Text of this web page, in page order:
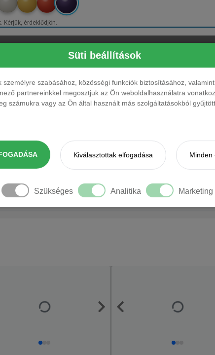
Süti beállítások
szabásához, közösségi funkciók biztosításához,
partnereinkkel megosztjuk az Ön weboldalhasználatra
számukra vagy az Ön által használt más szolgáltatásokból
Kiválasztottak elfogadása Minden
Szükséges Analitika Marketing
Kérjük, érdeklődjön.